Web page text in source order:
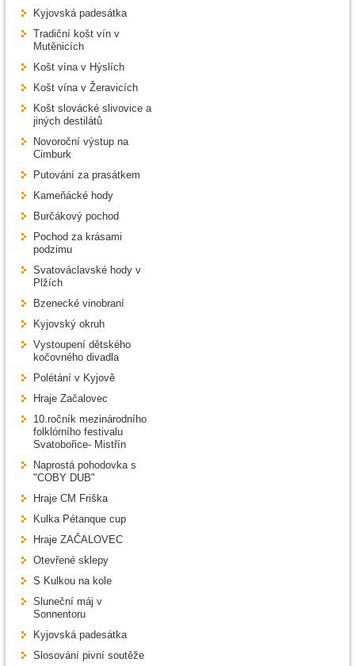
Kyjovská padesátka
Tradiční košt vín v
Mutěnicích
Košt vína v Hýslích
Košt vína v Žeravicích
Košt slovácké slivovice a
jiných destilátů
Novoroční výstup na
Cimburk
Putování za prasátkem
Kameňácké hody
Burčákový pochod
Pochod za krásami
podzimu
Svatováclavské hody v
Plžích
Bzenecké vinobraní
Kyjovský okruh
Vystoupení dětského
kočovného divadla
Polétání v Kyjově
Hraje Začalovec
10.ročník mezinárodního
folklórního festivalu
Svatobořice- Mistřín
Naprostá pohodovka s
"COBY DUB"
Hraje CM Friška
Kulka Pétanque cup
Hraje ZAČALOVEC
Otevřené sklepy
S Kulkou na kole
Sluneční máj v
Sonnentoru
Kyjovská padesátka
Slosování pivní soutěže